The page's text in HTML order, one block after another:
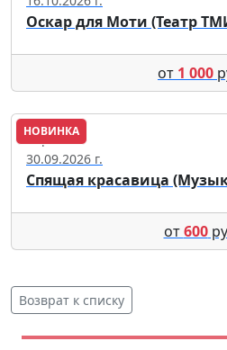
Оскар для Моти (Театр
от 1 000
НОВИНКА
Саранск
30.09.2026 г.
Спящая красавица
от600
Возврат к списку